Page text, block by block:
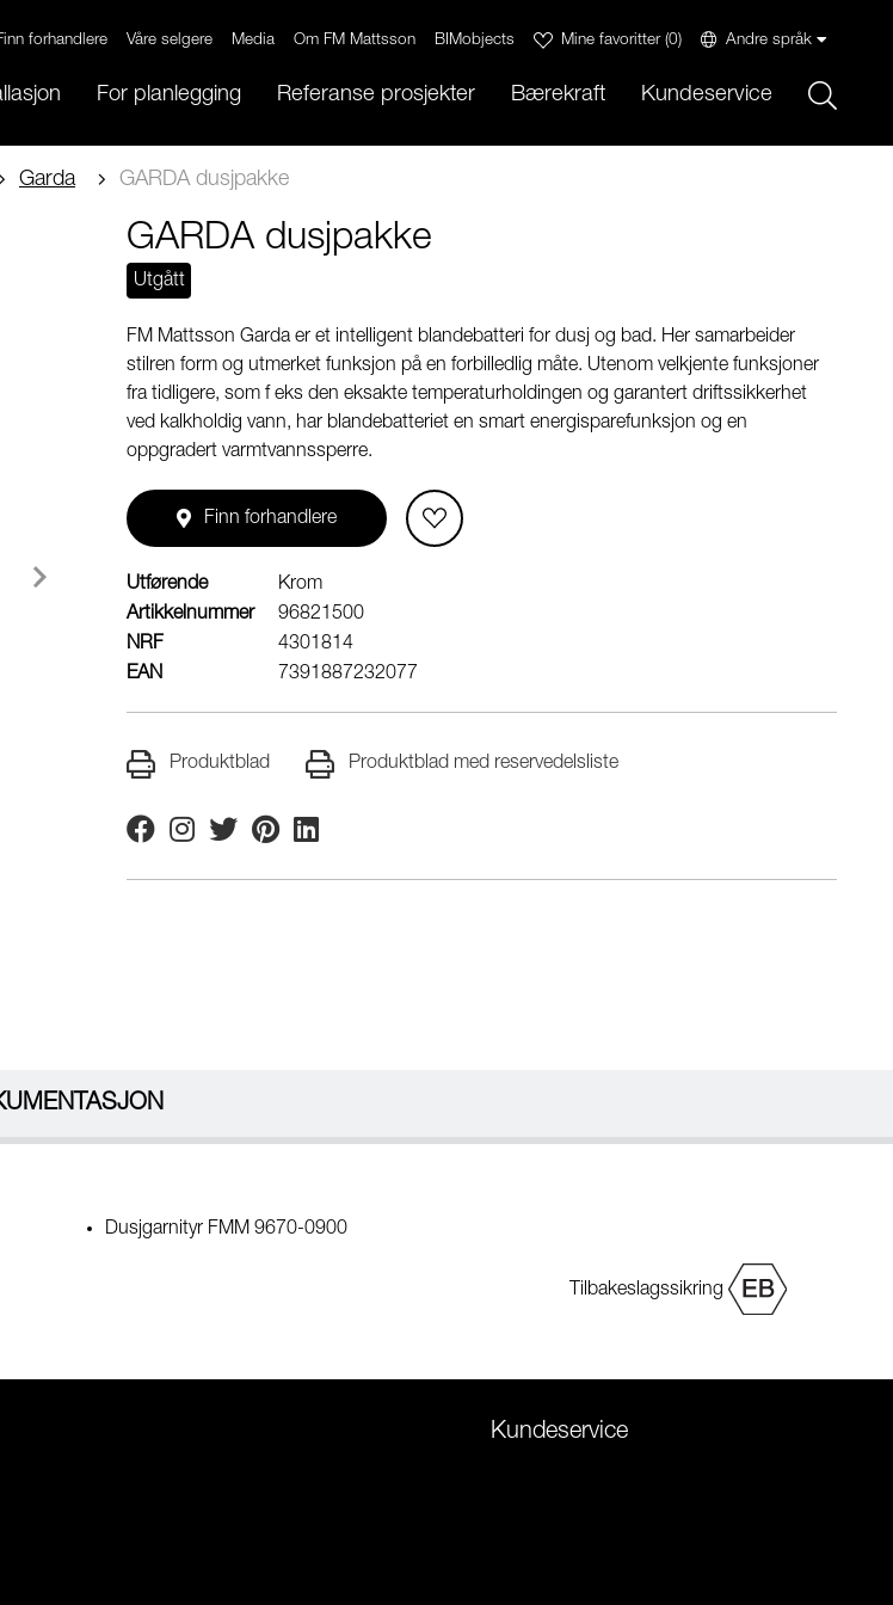
forhandlere Våre selgere Media Om FM Mattsson BIMobjects Mine favoritter(0) Andre språk
For planlegging Referanse prosjekter Bærekraft Kundeservice
Garda GARDA dusjpakke
GARDA dusjpakke
Utgått
FM Mattsson Garda er et intelligent blandebatteri for dusj og bad. Her samarbeider
stilren form og utmerket funksjon på en forbilledlig måte. Utenom velkjente funksjoner
fra tidligere, som f eks den eksakte temperaturholdingen og garantert driftssikkerhet
ved kalkholdig vann, har blandebatteriet en smart energisparefunksjon og en
oppgradert varmtvannssperre.
Finn forhandlere
Utførende
Krom
Artikkelnummer
96821500
NRF
4301814
EAN
7391887232077
Produktblad Produktblad med reservedelsliste
FacebookInstagram
TwitterPinterestLinkedin
Dusjgarnityr FMM 9670-0900
Tilbakeslagssikring
Kundeservice